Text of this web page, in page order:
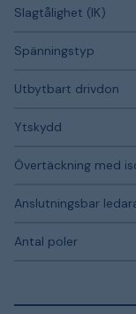
Slagtålighet (IK)
Spänningstyp
Utbytbart drivdon
Ytskydd
Övertäckning med
Anslutningsbar
Antal poler